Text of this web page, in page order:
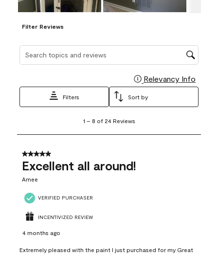
Filter Reviews
Relevancy Info
Filters Sort by
8
24
Reviews
1 – 8 of 24 Reviews
5 out of 5 stars.
Excellent all around!
Amee
VERIFIED PURCHASER
INCENTIVIZED REVIEW
4 months ago
Extremely pleased with the paint I just purchased for my Great